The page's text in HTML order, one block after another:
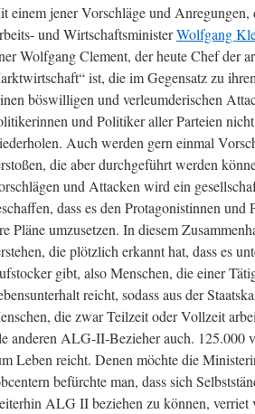
einem jener Vorschläge und
und WirtschaftsministerWolfgang
Wolfgang Clement, der heute Chef der
ist, die im Gegensatz zu
böswilligen und verleumderischen
und Politiker aller Parteien
Auch werden gern einmal
die aber durchgeführt werden
und Attacken wird ein
dass es den Protagonistinnen
Pläne umzusetzen. In diesem
die plötzlich erkannt hat, dass es
gibt, also Menschen, die einer
reicht, sodass aus der
die zwar Teilzeit oder Vollzeit
anderen ALG-II-Bezieher auch. 125.000
Leben reicht. Denen möchte die
befürchte man, dass sich
ALG II beziehen zu können, verriet